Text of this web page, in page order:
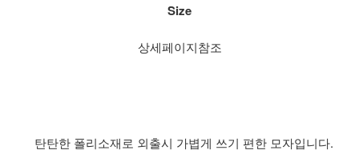
Size
상세페이지참조
탄탄한 폴리소재로 외출시 가볍게 쓰기 편한 모자입니다.